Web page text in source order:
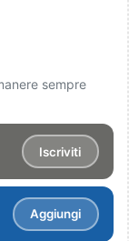
sempre
Iscriviti
Aggiungi